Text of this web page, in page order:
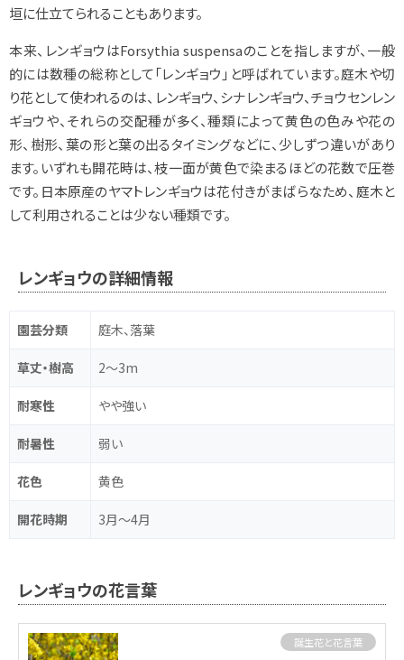
垣に仕立てられることもあります。
本来、レンギョウはForsythia suspensaのことを指しますが、一般
的には数種の総称として「レンギョウ」と呼ばれています。庭木や切
り花として使われるのは、レンギョウ、シナレンギョウ、チョウセンレン
ギョウや、それらの交配種が多く、種類によって黄色の色みや花の
形、樹形、葉の形と葉の出るタイミングなどに、少しずつ違いがあり
ます。いずれも開花時は、枝一面が黄色で染まるほどの花数で圧巻
です。日本原産のヤマトレンギョウは花付きがまばらなため、庭木と
して利用されることは少ない種類です。
レンギョウの詳細情報
園芸分類 庭木、落葉
草丈・樹高 2～3m
耐寒性 やや強い
耐暑性 弱い
花色 黄色
開花時期 3月～4月
レンギョウの花言葉
誕生花と花言葉